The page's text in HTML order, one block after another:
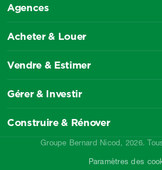
Agences
Acheter & Louer
Vendre & Estimer
Gérer & Investir
Construire & Rénover
Groupe Bernard Nicod, 2026.
Paramètres des